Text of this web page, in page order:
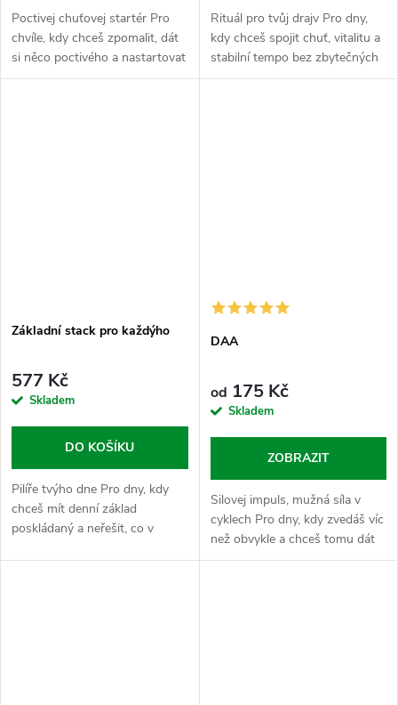
Poctivej chuťovej startér Pro
chvíle, kdy chceš zpomalit, dát
si něco poctivého a nastartovat
den vlastním tempem bez
Rituál pro tvůj drajv Pro dny,
kdy chceš spojit chuť, vitalitu a
stabilní tempo bez zbytečných
extrémů. Maca Kakao je v
Základní stack pro každýho
577 Kč
Skladem
DO KOŠÍKU
Pilíře tvýho dne Pro dny, kdy
chceš mít denní základ
poskládaný a neřešit, co v
DAA
od 175 Kč
Skladem
ZOBRAZIT
Silovej impuls, mužná síla v
cyklech Pro dny, kdy zvedáš víc
než obvykle a chceš tomu dát
jasnej, agresivní směr. DAA je